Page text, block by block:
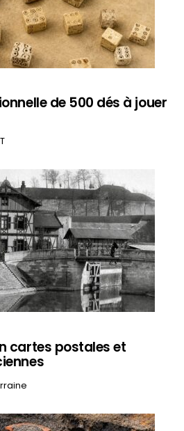
de 500 dés à jouer
cartes postales et